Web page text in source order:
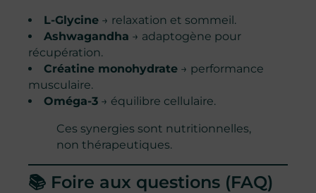
L-Glycine → relaxation et sommeil.
Ashwagandha → adaptogène pour
récupération.
Créatine monohydrate → performance
musculaire.
Oméga-3 → équilibre cellulaire.
Ces synergies sont nutritionnelles,
non thérapeutiques.
📚 Foire aux questions (FAQ)